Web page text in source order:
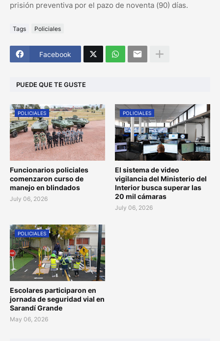
prisión preventiva por el pazo de noventa (90) días.
Tags Policiales
Facebook
PUEDE QUE TE GUSTE
POLICIALES
Funcionarios policiales
comenzaron curso de
manejo en blindados
July 06, 2026
POLICIALES
El sistema de video
vigilancia del Ministerio del
Interior busca superar las
20 mil cámaras
July 06, 2026
POLICIALES
Escolares participaron en
jornada de seguridad vial en
Sarandí Grande
May 06, 2026